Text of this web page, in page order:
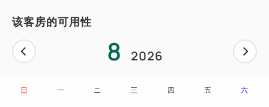
该客房的可用性
8 2026
日 一 ニ 三 四 五 六